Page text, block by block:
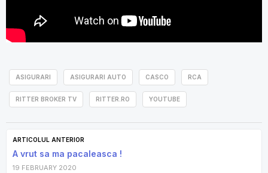
ASIGURARI ASIGURARI AUTO CASCO RCA
RITTER BROKER TV RITTER.RO YOUTUBE
ARTICOLUL ANTERIOR
A vrut sa ma pacaleasca !
19 FEBRUARY 2020